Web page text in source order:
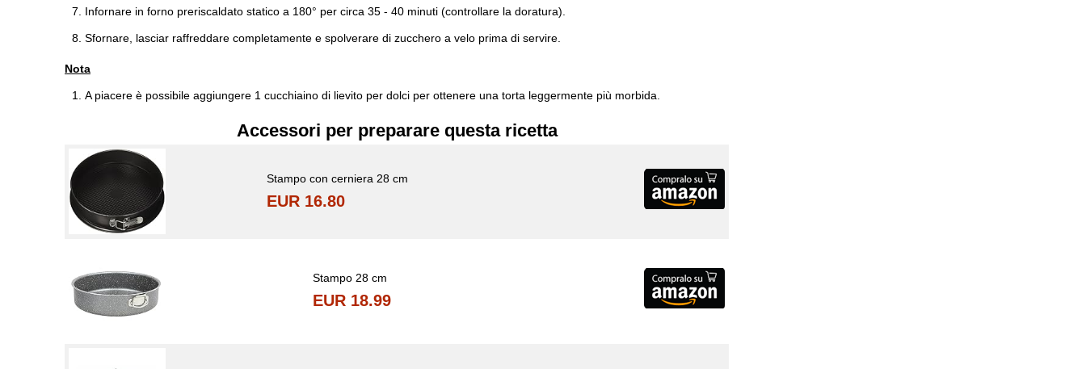
Infornare in forno preriscaldato statico a 180° per circa 35 - 40 minuti (controllare la doratura).
Sfornare, lasciar raffreddare completamente e spolverare di zucchero a velo prima di servire.
Nota
A piacere è possibile aggiungere 1 cucchiaino di lievito per dolci per ottenere una torta leggermente più morbida.
Accessori per preparare questa ricetta
Stampo con cerniera 28 cm
EUR 16.80
Stampo 28 cm
EUR 18.99